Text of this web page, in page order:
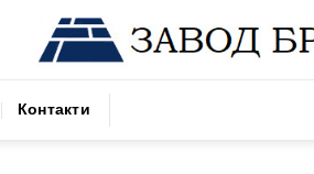
Контакти